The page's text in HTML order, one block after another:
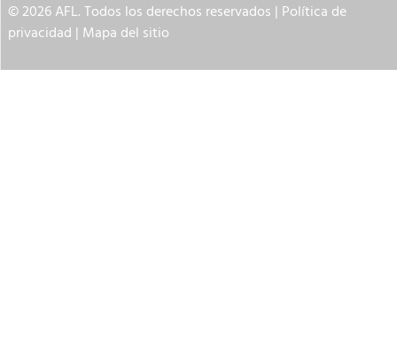
© 2026 AFL. Todos los derechos reservados | Política de
privacidad | Mapa del sitio